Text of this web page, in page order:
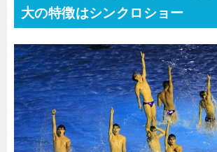
大の特徴はシンクロショー